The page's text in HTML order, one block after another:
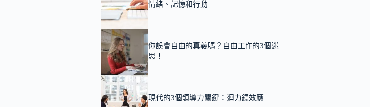
情緒、記憶和行動
你誤會自由的真義嗎？自由工作的3個迷
思！
現代的3個領導力關鍵：迴力鏢效應